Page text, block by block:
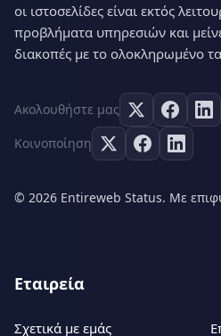
οι ιστοσελίδες είναι εκτός
προβλήματα υπηρεσιών και
διακοπές με το ολοκληρωμένο
Ακολουθήστε μας
Κοινοποίηση
© 2026 Entireweb Status. Με
Εταιρεία
Σχετικά με εμάς